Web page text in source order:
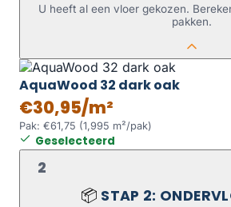
U heeft al een vloer gekozen.
pakken.
AquaWood 32 dark oak
€30,95/m²
Pak: €61,75 (1,995 m²/pak)
Geselecteerd
2
📦 STAP 2: